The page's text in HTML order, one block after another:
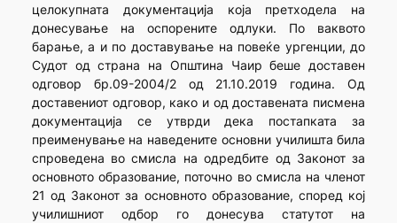
целокупната документација која претходела на
донесување на оспорените одлуки. По ваквото
барање, а и по доставување на повеќе ургенции, до
Судот од страна на Општина Чаир беше доставен
одговор бр.09-2004/2 од 21.10.2019 година. Од
доставениот одговор, како и од доставената писмена
документација се утврди дека постапката за
преименување на наведените основни училишта била
спроведена во смисла на одредбите од Законот за
основното образование, поточно во смисла на членот
21 од Законот за основното образование, според кој
училишниот одбор го донесува статутот на